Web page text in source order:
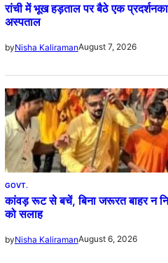
रांची में भूख हड़ताल पर बैठे एक
अस्पताल
byNisha KaliramanAugust 7, 2026
GOVT.
कांवड़ रूट से बचें, बिना जरूरत बाहर न
को सलाह
byNisha KaliramanAugust 6, 2026